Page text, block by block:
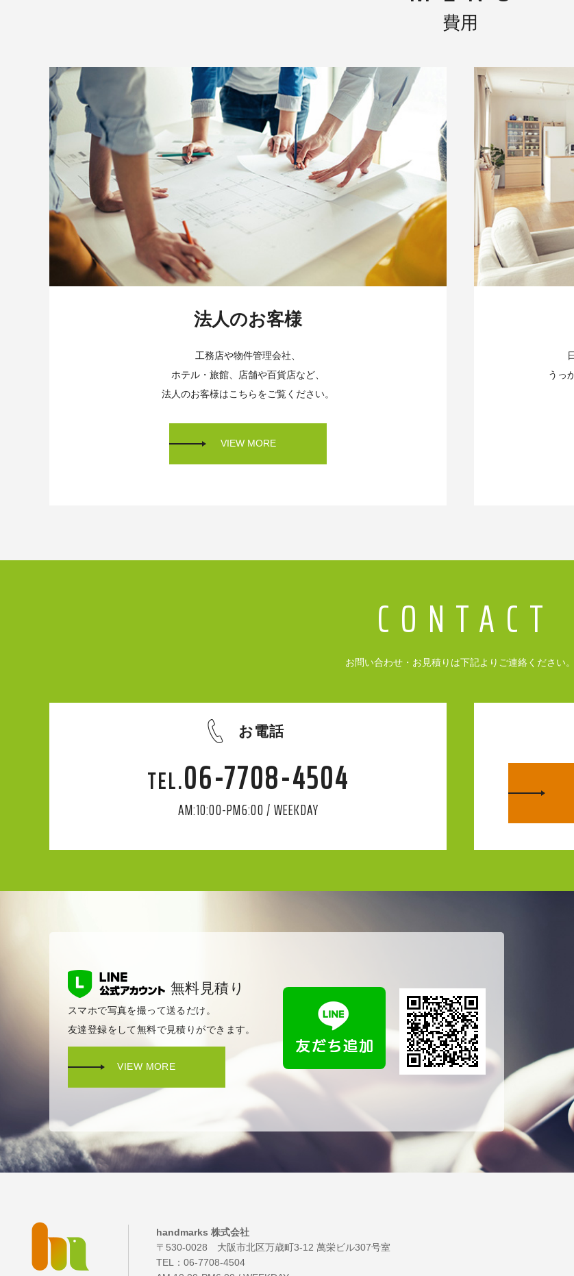
費用
法人のお客様
工務店や物件管理会社、
ホテル・旅館、店舗や百貨店など、
法人のお客様はこちらをご覧ください。
VIEW MORE
うっ
お問い合わせ・お見積りは下記よりご連絡ください。
お電話
06-7708-4504
AM:10:00-PM6:00 / WEEKDAY
無料見積り
スマホで写真を撮って送るだけ。
友達登録をして無料で見積りができます。
VIEW MORE
handmarks 株式会社
〒530-0028 大阪市北区万歳町3-12 萬栄ビル307号室
TEL： 06-7708-4504